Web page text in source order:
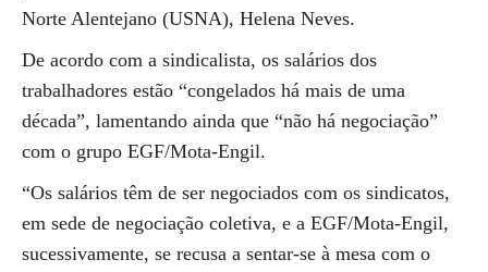
Norte Alentejano (USNA), Helena Neves.
De acordo com a sindicalista, os salários dos
trabalhadores estão “congelados há mais de uma
década”, lamentando ainda que “não há negociação”
com o grupo EGF/Mota-Engil.
“Os salários têm de ser negociados com os sindicatos,
em sede de negociação coletiva, e a EGF/Mota-Engil,
sucessivamente, se recusa a sentar-se à mesa com o